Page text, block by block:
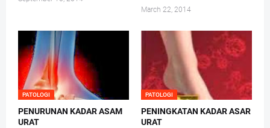
March 22, 2014
PATOLOGI
PENURUNAN KADAR ASAM
URAT
PATOLOGI
PENINGKATAN KADAR ASAR
URAT